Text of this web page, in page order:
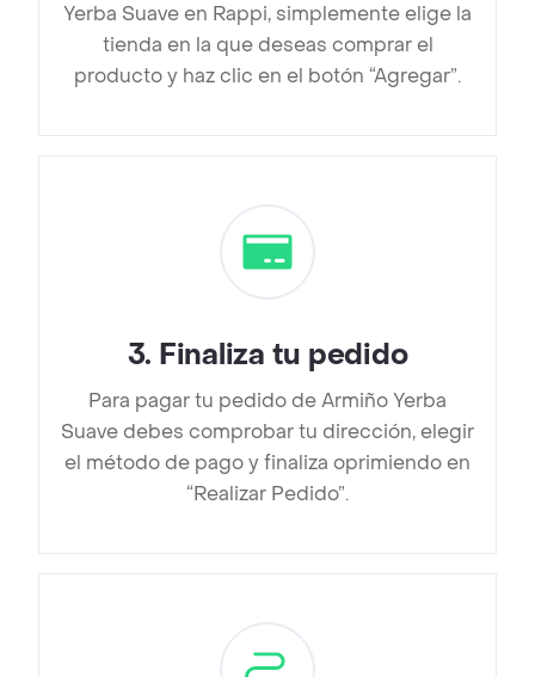
Yerba Suave en Rappi, simplemente elige la
tienda en la que deseas comprar el
producto y haz clic en el botón “Agregar”.
3. Finaliza tu pedido
Para pagar tu pedido de Armiño Yerba
Suave debes comprobar tu dirección, elegir
el método de pago y finaliza oprimiendo en
“Realizar Pedido”.